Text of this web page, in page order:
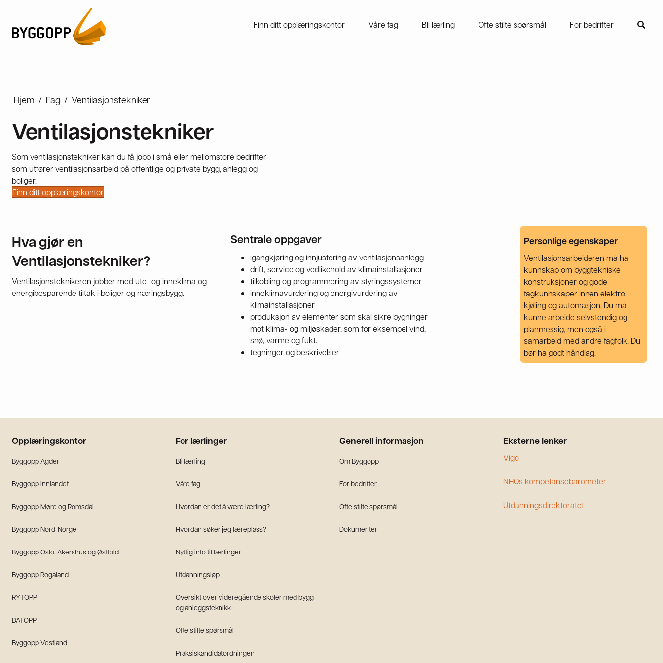
Finn ditt opplæringskontor Våre fag Bli lærling Ofte stilte spørsmål For bedrifter
Hjem / Fag / Ventilasjonstekniker
Ventilasjonstekniker
Som ventilasjonstekniker kan du få jobb i små eller mellomstore bedrifter
som utfører ventilasjonsarbeid på offentlige og private bygg, anlegg og
boliger.
Finn ditt opplæringskontor
Hva gjør en
Ventilasjonstekniker?
Ventilasjonsteknikeren jobber med ute- og inneklima og
energibesparende tiltak i boliger og næringsbygg.
Sentrale oppgaver
igangkjøring og innjustering av ventilasjonsanlegg
drift, service og vedlikehold av klimainstallasjoner
tilkobling og programmering av styringssystemer
inneklimavurdering og energivurdering av
klimainstallasjoner
produksjon av elementer som skal sikre bygninger
mot klima- og miljøskader, som for eksempel vind,
snø, varme og fukt.
tegninger og beskrivelser
Personlige egenskaper
Ventilasjonsarbeideren må ha
kunnskap om byggtekniske
konstruksjoner og gode
fagkunnskaper innen elektro,
kjøling og automasjon. Du må
kunne arbeide selvstendig og
planmessig, men også i
samarbeid med andre fagfolk. Du
bør ha godt håndlag.
Opplæringskontor
Byggopp Agder
Byggopp Innlandet
Byggopp Møre og Romsdal
Byggopp Nord-Norge
Byggopp Oslo, Akershus og Østfold
Byggopp Rogaland
RYTOPP
DATOPP
Byggopp Vestland
For lærlinger
Bli lærling
Våre fag
Hvordan er det å være lærling?
Hvordan søker jeg læreplass?
Nyttig info til lærlinger
Utdanningsløp
Oversikt over videregående skoler med bygg-
og anleggsteknikk
Ofte stilte spørsmål
Praksiskandidatordningen
Generell informasjon
Om Byggopp
For bedrifter
Ofte stilte spørsmål
Dokumenter
Eksterne lenker
Vigo
NHOs kompetansebarometer
Utdanningsdirektoratet